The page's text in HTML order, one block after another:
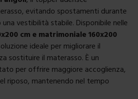
evitando spostamenti durante
una vestibilità stabile. Disponibile nelle
cm e matrimoniale 160x200
ideale per migliorare il
sostituire il materasso. È un
per offrire maggiore accoglienza,
riposo, mantenendo nel tempo